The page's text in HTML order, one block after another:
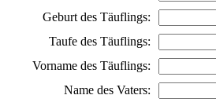
Geburt des Täuflings:
Taufe des Täuflings:
Vorname des Täuflings:
Name des Vaters: